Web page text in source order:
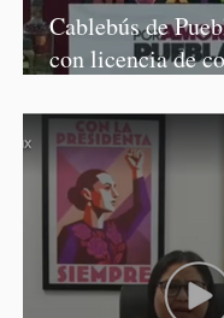
Cablebús de
con licencia de